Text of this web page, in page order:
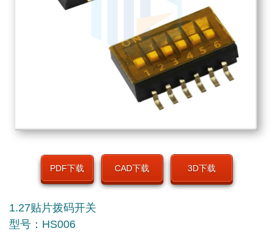
PDF下载 CAD下载 3D下载
1.27贴片拨码开关
型号：HS006